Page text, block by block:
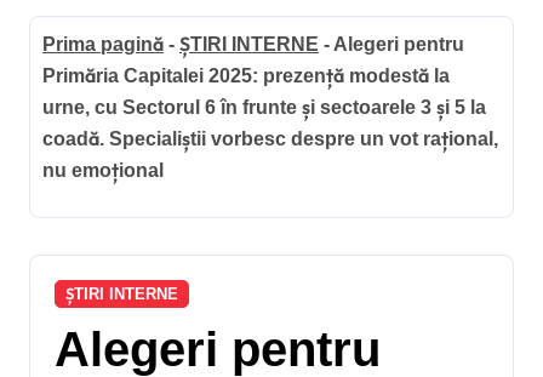
Prima pagină - ȘTIRI INTERNE - Alegeri pentru
Primăria Capitalei 2025: prezență modestă la
urne, cu Sectorul 6 în frunte și sectoarele 3 și 5 la
coadă. Specialiștii vorbesc despre un vot rațional,
nu emoțional
ȘTIRI INTERNE
Alegeri pentru